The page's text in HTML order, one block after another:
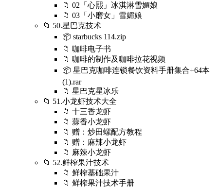
📁 02「心熙」冰淇淋雪媚娘
📁 03「小磨女」雪媚娘
📁 50.星巴克技术
📦 starbucks 114.zip
📁 咖啡电子书
📁 咖啡的制作及咖啡拉花视频
📦 星巴克咖啡连锁餐饮资料手册集合+64本
(1).rar
📁 星巴克星冰乐
📁 51.小龙虾技术大全
📁 十三香龙虾
📁 蒜香小龙虾
📁 赠：炒田螺配方教程
📁 赠：麻辣小龙虾
📁 麻辣小龙虾
📁 52.鲜榨果汁技术
📁 鲜榨基础果汁
📁 鲜榨果汁技术手册